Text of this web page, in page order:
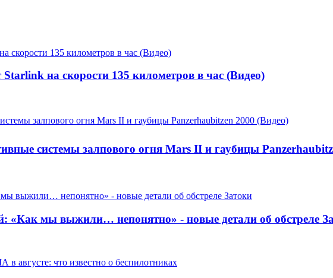
на скорости 135 километров в час (Видео)
системы залпового огня Mars II и гаубицы
«Как мы выжили… непонятно» - новые детали об обстреле